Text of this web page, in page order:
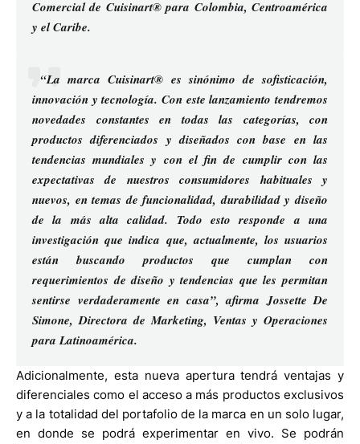
Comercial de Cuisinart® para Colombia, Centroamérica
y el Caribe.
“La marca Cuisinart® es sinónimo de sofisticación,
innovación y tecnología. Con este lanzamiento tendremos
novedades constantes en todas las categorías, con
productos diferenciados y diseñados con base en las
tendencias mundiales y con el fin de cumplir con las
expectativas de nuestros consumidores habituales y
nuevos, en temas de funcionalidad, durabilidad y diseño
de la más alta calidad. Todo esto responde a una
investigación que indica que, actualmente, los usuarios
están buscando productos que cumplan con
requerimientos de diseño y tendencias que les permitan
sentirse verdaderamente en casa”, afirma Jossette De
Simone, Directora de Marketing, Ventas y Operaciones
para Latinoamérica.
Adicionalmente, esta nueva apertura tendrá ventajas y
diferenciales como el acceso a más productos exclusivos
y a la totalidad del portafolio de la marca en un solo lugar,
en donde se podrá experimentar en vivo. Se podrán